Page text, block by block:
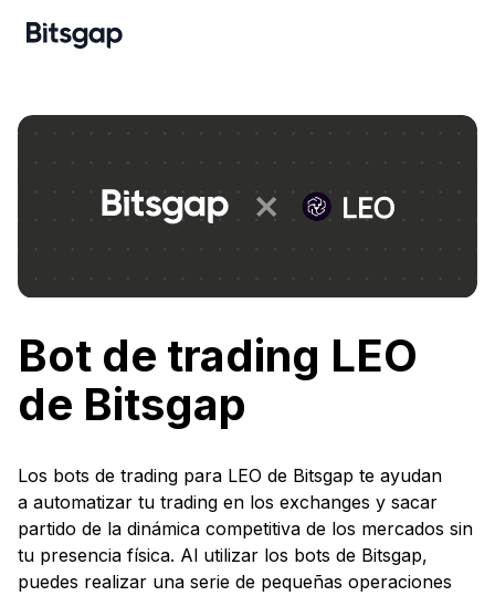
Bot de trading LEO
de Bitsgap
Los bots de trading para LEO de Bitsgap te ayudan
a automatizar tu trading en los exchanges y sacar
partido de la dinámica competitiva de los mercados sin
tu presencia física. Al utilizar los bots de Bitsgap,
puedes realizar una serie de pequeñas operaciones